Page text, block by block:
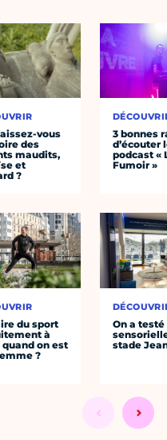
vous
des
maudits,
et
?
du sport
à
quand on est
?
3 bonnes
d’écouter
podcast «
Fumoir »
On a
stade